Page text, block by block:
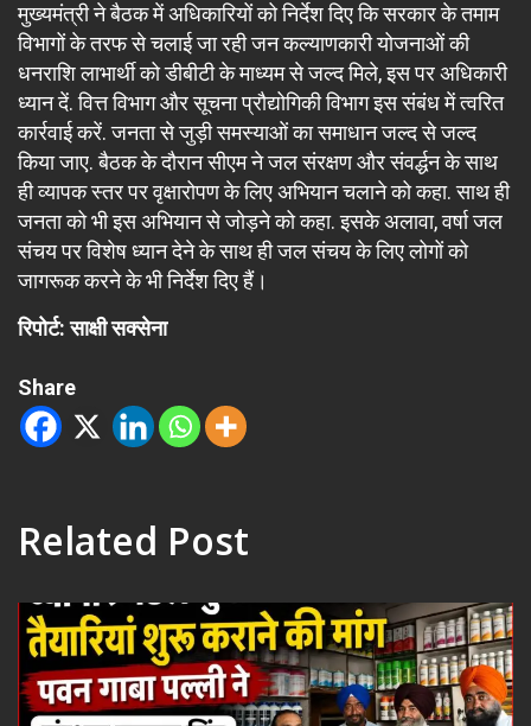
मुख्यमंत्री ने बैठक में अधिकारियों को निर्देश दिए कि सरकार के तमाम
विभागों के तरफ से चलाई जा रही जन कल्याणकारी योजनाओं की
धनराशि लाभार्थी को डीबीटी के माध्यम से जल्द मिले, इस पर अधिकारी
ध्यान दें. वित्त विभाग और सूचना प्रौद्योगिकी विभाग इस संबंध में त्वरित
कार्रवाई करें. जनता से जुड़ी समस्याओं का समाधान जल्द से जल्द
किया जाए. बैठक के दौरान सीएम ने जल संरक्षण और संवर्द्धन के साथ
ही व्यापक स्तर पर वृक्षारोपण के लिए अभियान चलाने को कहा. साथ ही
जनता को भी इस अभियान से जोड़ने को कहा. इसके अलावा, वर्षा जल
संचय पर विशेष ध्यान देने के साथ ही जल संचय के लिए लोगों को
जागरूक करने के भी निर्देश दिए हैं।
रिपोर्ट: साक्षी सक्सेना
Share
Related Post